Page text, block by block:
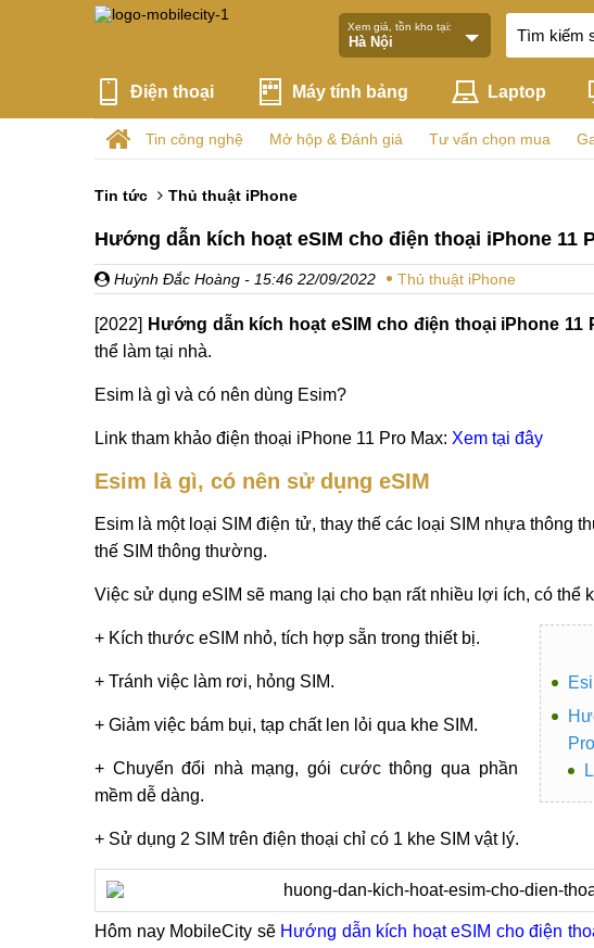
Xem giá, tồn kho tại:
Điện thoại Máy tính bảng Laptop
Tin công nghệ Mở hộp & Đánh giá Tư vấn chọn mua
Tin tức Thủ thuật iPhone
Hướng dẫn kích hoạt eSIM cho điện thoại iPhone 11
Huỳnh Đắc Hoàng - 15:46 22/09/2022 Thủ thuật iPhone
[2022] Hướng dẫn kích hoạt eSIM cho điện thoại iPhone 11
thể làm tại nhà.
Esim là gì và có nên dùng Esim?
Link tham khảo điện thoại iPhone 11 Pro Max: Xem tại đây
Esim là gì, có nên sử dụng eSIM
Esim là một loại SIM điện tử, thay thế các loại SIM nhựa thông
thế SIM thông thường.
Việc sử dụng eSIM sẽ mang lại cho bạn rất nhiều lợi ích, có thể
+ Kích thước eSIM nhỏ, tích hợp sẵn trong thiết bị.
+ Tránh việc làm rơi, hỏng SIM.
+ Giảm việc bám bụi, tạp chất len lỏi qua khe SIM.
+ Chuyển đổi nhà mạng, gói cước thông qua phần
mềm dễ dàng.
+ Sử dụng 2 SIM trên điện thoại chỉ có 1 khe SIM vật lý.
Hôm nay MobileCity sẽ Hướng dẫn kích hoạt eSIM cho điện